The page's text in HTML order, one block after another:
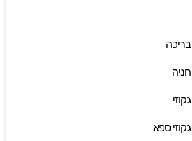
בריכה
חניה
גקוזי
גקוזי ספא